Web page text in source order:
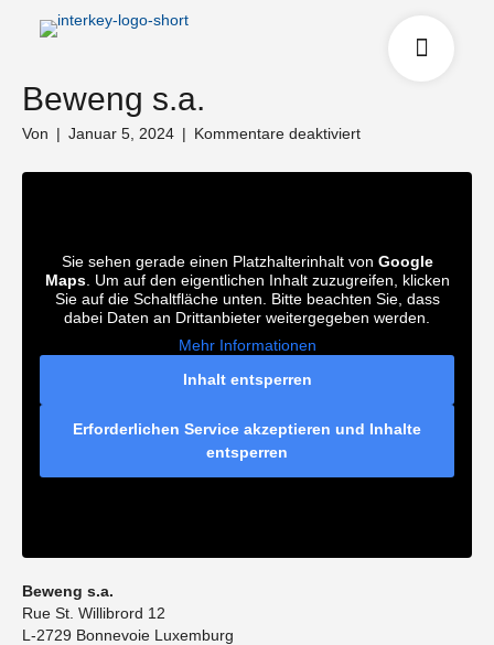
Beweng s.a.
Von | Januar 5, 2024 | Kommentare deaktiviertfür
s.a.
Sie sehen gerade einen Platzhalterinhalt von Google
Maps. Um auf den eigentlichen Inhalt zuzugreifen, klicken
Sie auf die Schaltfläche unten. Bitte beachten Sie, dass
dabei Daten an Drittanbieter weitergegeben werden.
Mehr Informationen
Inhalt entsperren
Erforderlichen Service akzeptieren und Inhalte
entsperren
Beweng s.a.
Rue St. Willibrord 12
L-2729 Bonnevoie Luxemburg